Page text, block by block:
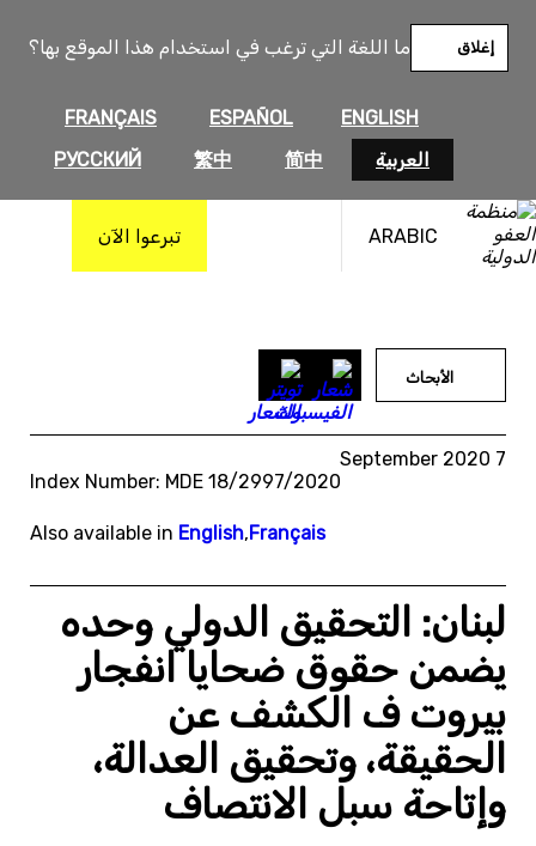
ما اللغة التي ترغب في استخدام هذا الموقع بها؟
ENGLISH
ESPAÑOL
FRANÇAIS
العربية
简中
繁中
РУССКИЙ
إغلاق
ARABIC تبرعوا الآن
المحتوى
الأبحاث
7 September 2020
Index Number: MDE 18/2997/2020
Also available in English,Français
لبنان: التحقيق الدولي وحده
يضمن حقوق ضحايا انفجار
بيروت ف الكشف عن
الحقيقة، وتحقيق العدالة،
وإتاحة سبل الانتصاف